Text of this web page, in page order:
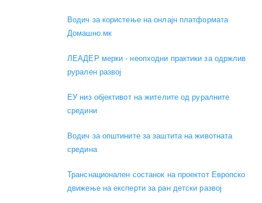
Водич за користење на онлајн платформата
Домашно.мк
ЛЕАДЕР мерки - неопходни практики за одржлив
рурален развој
ЕУ низ објективот на жителите од руралните
средини
Водич за општините за заштита на животната
средина
Транснационален состанок на проектот Европско
движење на експерти за ран детски развој